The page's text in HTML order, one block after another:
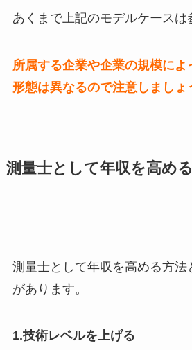
あくまで上記のモデルケースは
所属する企業や企業の規模に
形態は異なるので注意しましょ
測量士として年収を高め
測量士として年収を高める方法
があります。
1.技術レベルを上げる